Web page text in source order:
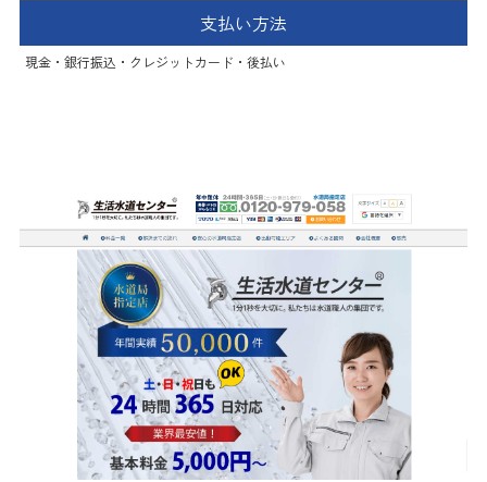
支払い方法
現金・銀行振込・クレジットカード・後払い